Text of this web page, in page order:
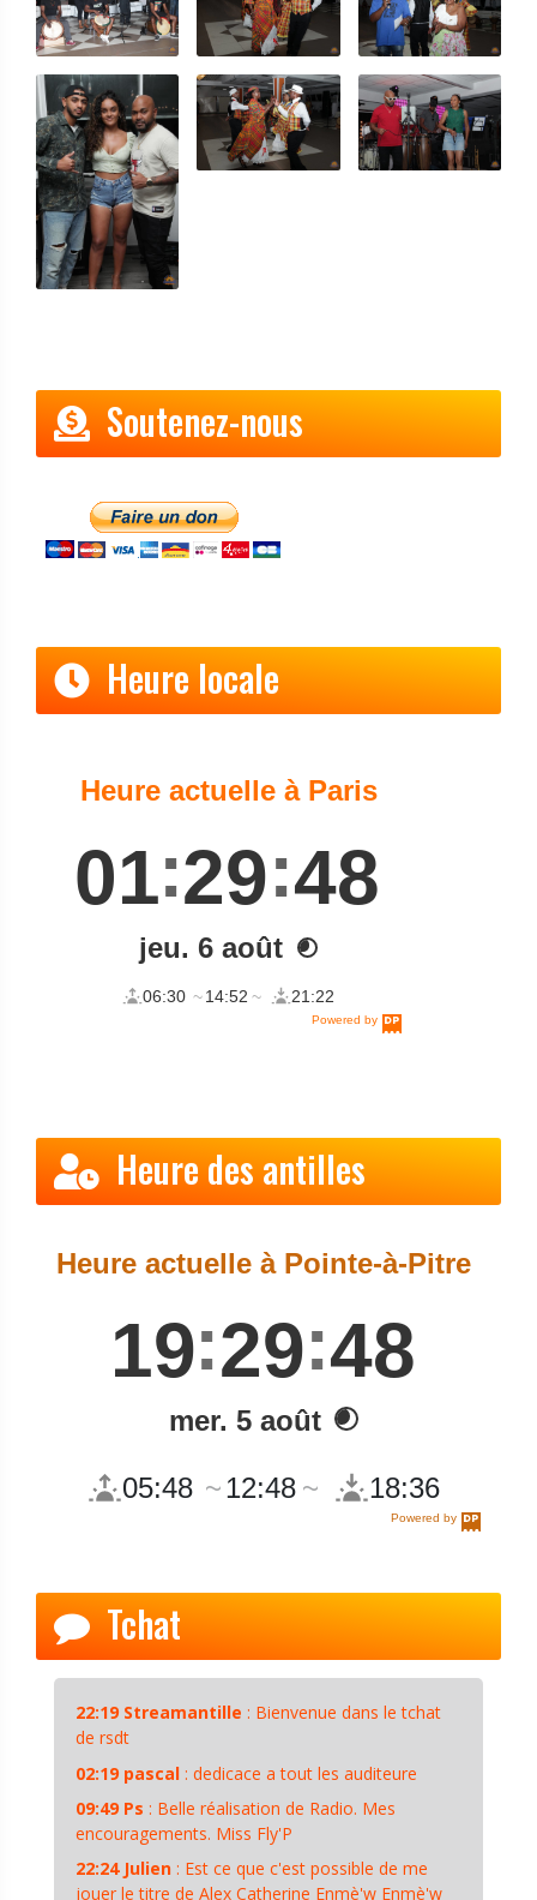
Soutenez-nous
Heure locale
Heure des antilles
Powered by
DaysPedia.com
Heure actuelle à Pointe-à-Pitre
19 29 49
mer. 5 août
05:48 12:48 18:36
Tchat
22:19 Streamantille : Bienvenue dans le tchat
de rsdt
02:19 pascal :dedicace a tout les auditeure
09:49 Ps : Belle réalisation de Radio. Mes
encouragements. Miss Fly'P
22:24 Julien : Est ce que c'est possible de me
jouer le titre de Alex Catherine Enmè'w Enmè'w